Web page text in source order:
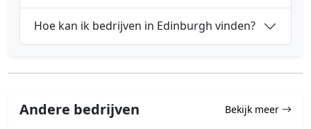
Hoe kan ik bedrijven in Edinburgh vinden?
Andere bedrijven Bekijk meer